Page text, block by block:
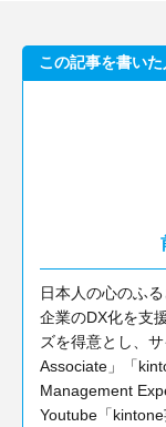
この記事を書いた
日本人の心のふ
企業のDX化を支
ズを得意とし、
Associate」「
Management
Youtube「